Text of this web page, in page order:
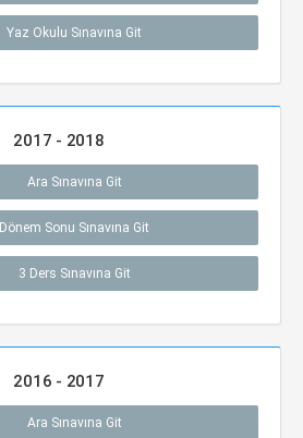
Yaz Okulu Sınavına Git
2017 - 2018
Ara Sınavına Git
Dönem Sonu Sınavına Git
3 Ders Sınavına Git
2016 - 2017
Ara Sınavına Git